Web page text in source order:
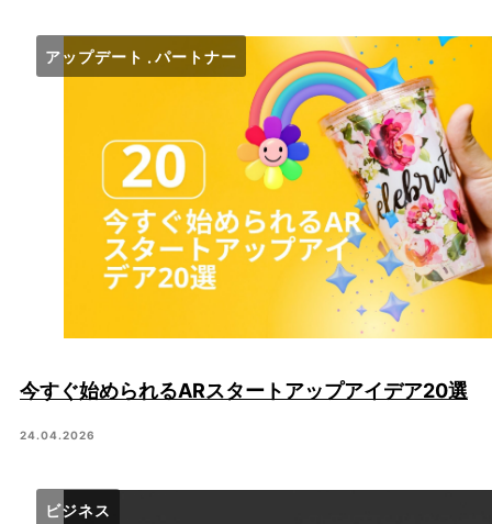
アップデート パートナー
今すぐ始められるARスタートアップアイデア20選
24.04.2026
ビジネス